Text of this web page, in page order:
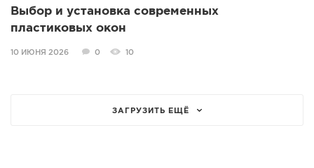
Выбор и установка современных
пластиковых окон
10 ИЮНЯ 2026 0 10
ЗАГРУЗИТЬ ЕЩЁ